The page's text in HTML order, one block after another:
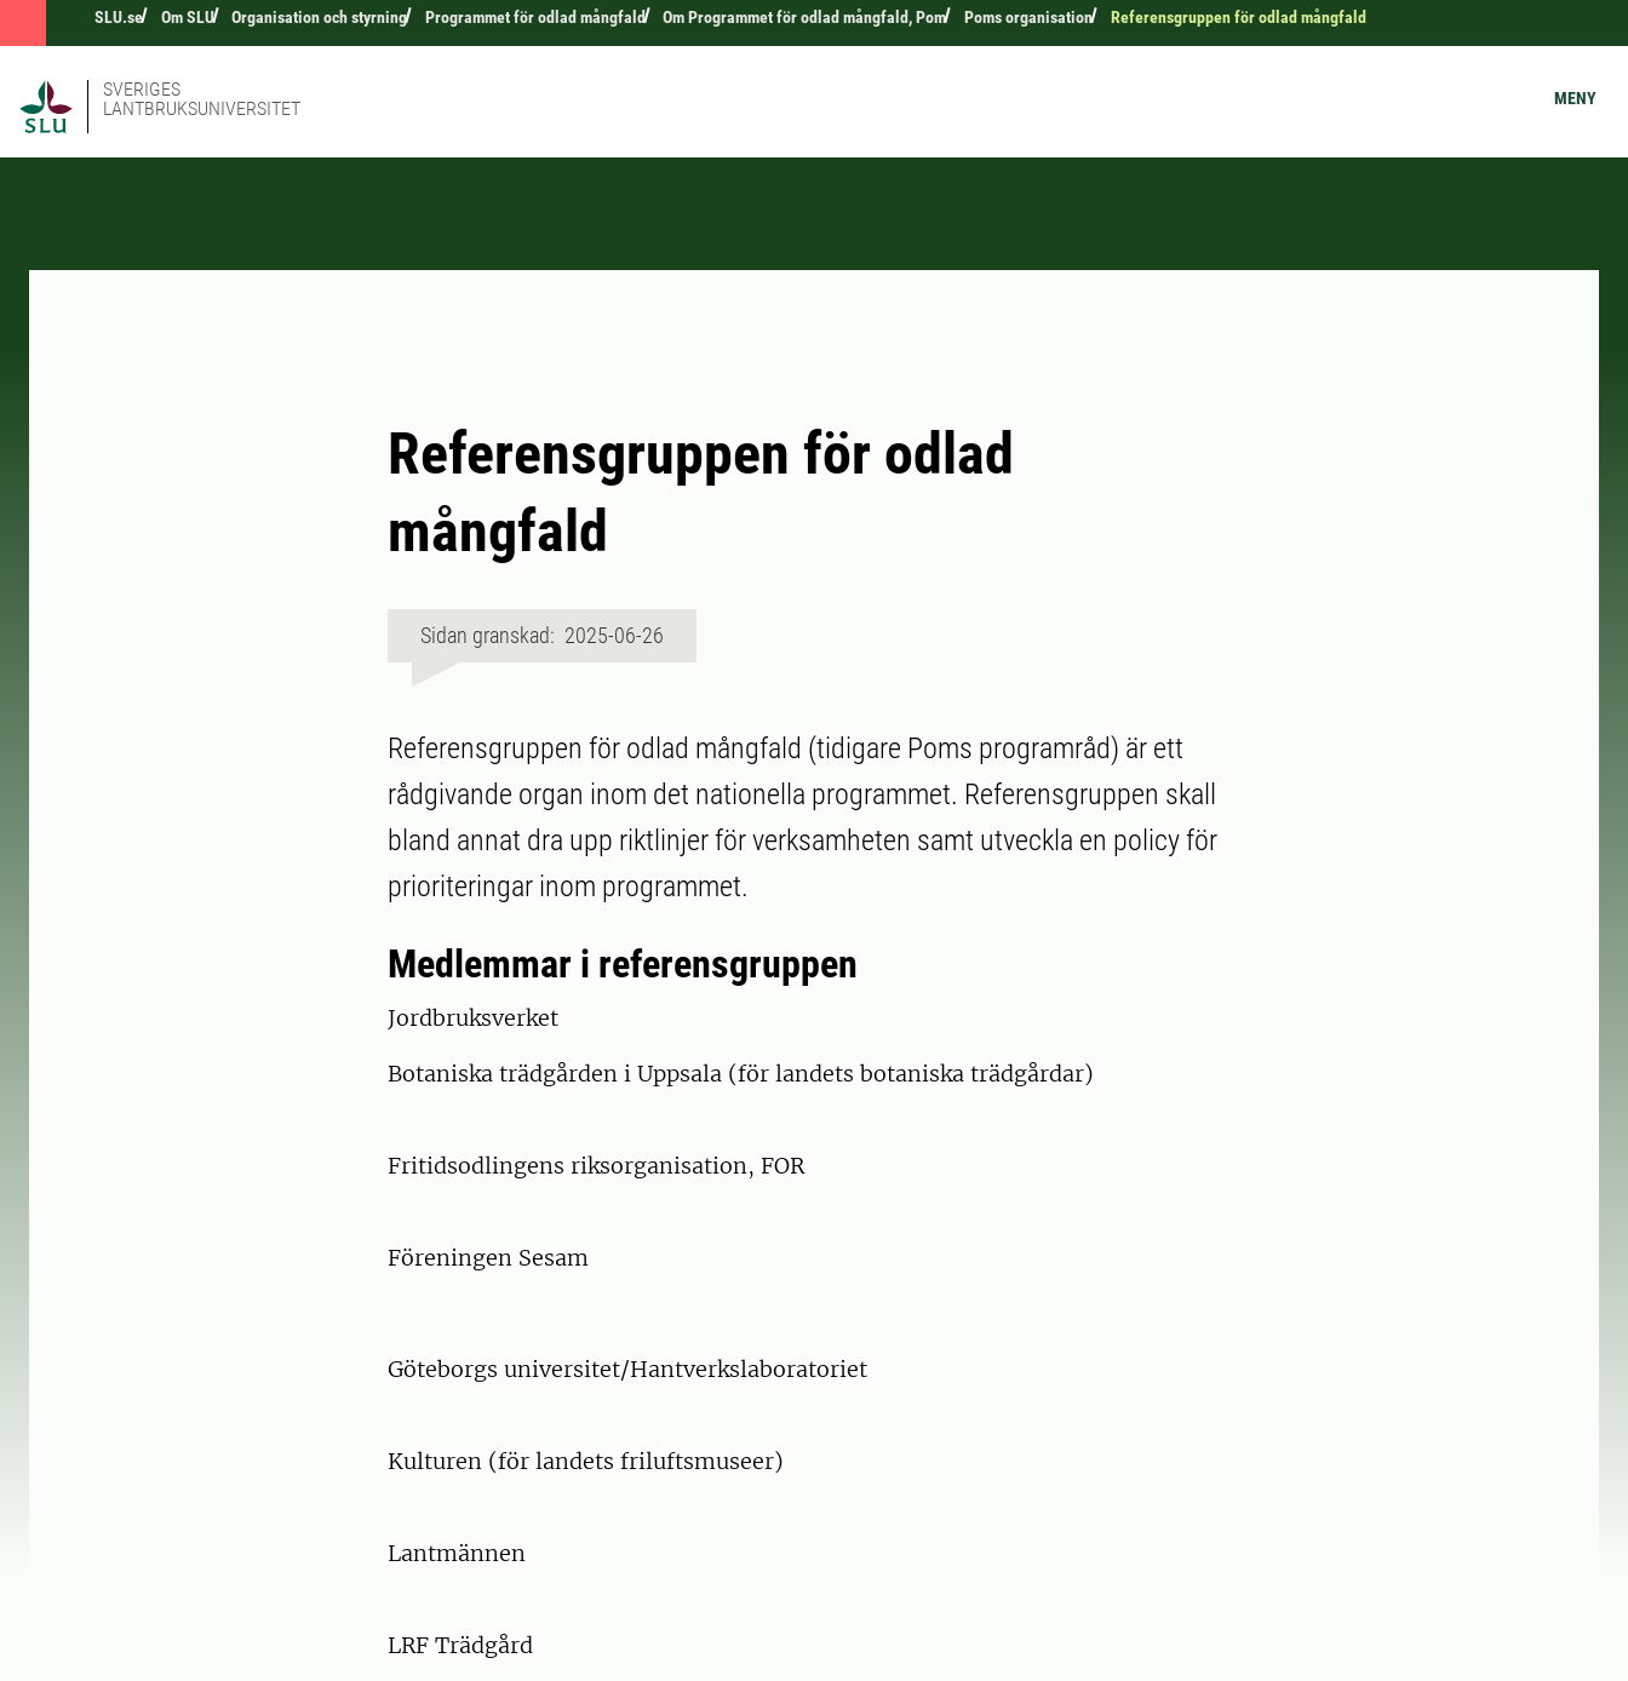
SLU.se Om SLU Organisation och styrning Programmet för odlad mångfald Om Programmet för odlad mångfald, Pom Poms organisation Referensgruppen för odlad mångfald
SVERIGES
LANTBRUKSUNIVERSITET
MENY
Referensgruppen för odlad
mångfald
Sidan granskad: 2025-06-26
Referensgruppen för odlad mångfald (tidigare Poms programråd) är ett
rådgivande organ inom det nationella programmet. Referensgruppen skall
bland annat dra upp riktlinjer för verksamheten samt utveckla en policy för
prioriteringar inom programmet.
Medlemmar i referensgruppen
Jordbruksverket
Botaniska trädgården i Uppsala (för landets botaniska trädgårdar)
Fritidsodlingens riksorganisation, FOR
Föreningen Sesam
Göteborgs universitet/Hantverkslaboratoriet
Kulturen (för landets friluftsmuseer)
Lantmännen
LRF Trädgård